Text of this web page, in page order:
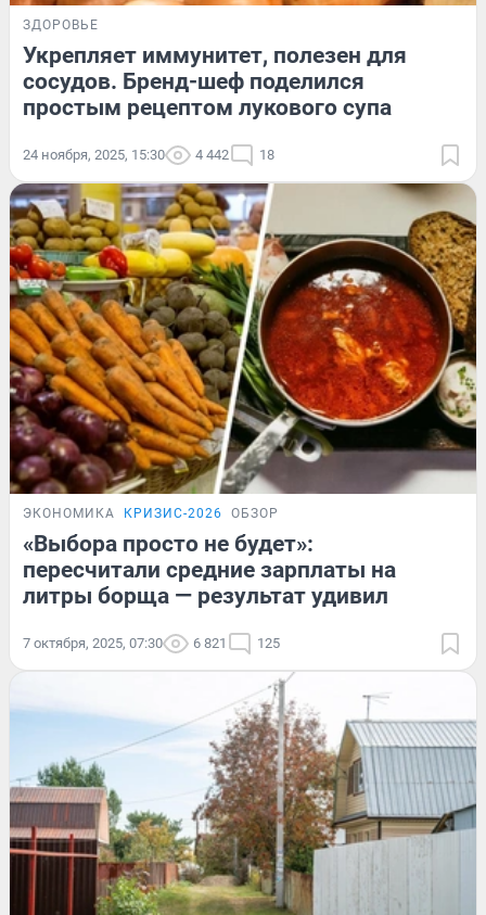
ЗДОРОВЬЕ
Укрепляет иммунитет, полезен для
сосудов. Бренд-шеф поделился
простым рецептом лукового супа
24 ноября, 2025, 15:30 4 442 18
ЭКОНОМИКА КРИЗИС-2026 ОБЗОР
«Выбора просто не будет»:
пересчитали средние зарплаты на
литры борща — результат удивил
7 октября, 2025, 07:30 6 821 125